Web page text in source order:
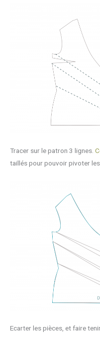
Tracer sur le patron 3 lignes.
taillés pour pouvoir pivoter les
Ecarter les pièces, et faire